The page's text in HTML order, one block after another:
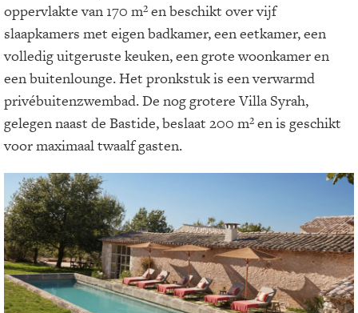
oppervlakte van 170 m² en beschikt over vijf
slaapkamers met eigen badkamer, een eetkamer, een
volledig uitgeruste keuken, een grote woonkamer en
een buitenlounge. Het pronkstuk is een verwarmd
privébuitenzwembad. De nog grotere Villa Syrah,
gelegen naast de Bastide, beslaat 200 m² en is geschikt
voor maximaal twaalf gasten.